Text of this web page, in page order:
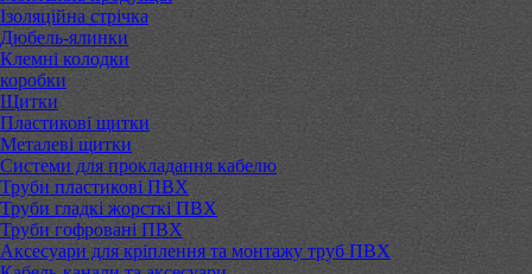
Ізоляційна стрічка
Дюбель-ялинки
Клемні колодки
коробки
Щитки
Пластикові щитки
Металеві щитки
Системи для прокладання кабелю
Труби пластикові ПВХ
Труби гладкі жорсткі ПВХ
Труби гофровані ПВХ
Аксесуари для кріплення та монтажу труб ПВХ